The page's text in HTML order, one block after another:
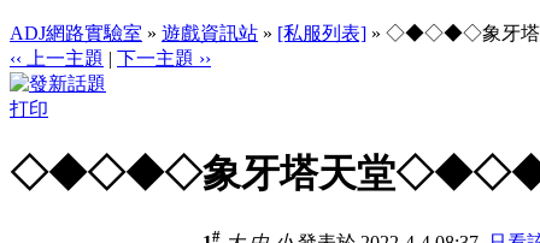
ADJ網路實驗室 » 遊戲資訊站 » [私服列表] » ◇◆◇◆◇象牙
‹‹ 上一主題 | 下一主題 ››
打印
◇◆◇◆◇象牙塔天堂
#